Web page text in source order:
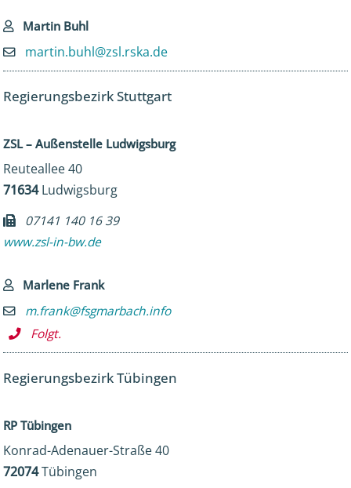
Martin Buhl
martin.buhl@zsl.rska.de
Regierungsbezirk Stuttgart
ZSL – Außenstelle Ludwigsburg
Reuteallee 40
71634Ludwigsburg
07141 140 16 39
www.zsl-in-bw.de
Marlene Frank
m.frank@fsgmarbach.info
Folgt.
Regierungsbezirk Tübingen
RP Tübingen
Konrad-Adenauer-Straße 40
72074Tübingen